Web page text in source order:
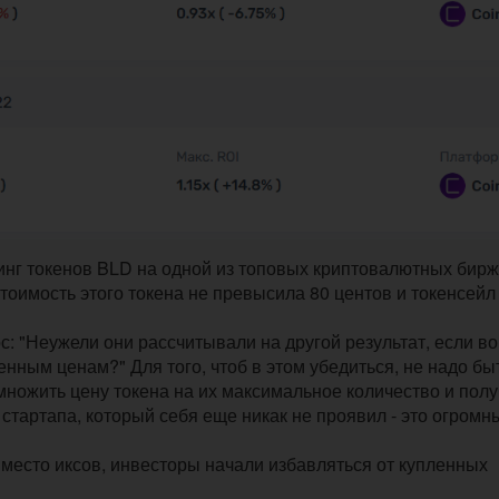
токенов BLD на одной из топовых криптовалютных
этого токена не превысила 80 центов и токенсейл
они рассчитывали на другой результат, если
ценам?" Для того, чтоб в этом убедиться, не надо
цену токена на их максимальное количество и
который себя еще никак не проявил - это
иксов, инвесторы начали избавляться от купленных